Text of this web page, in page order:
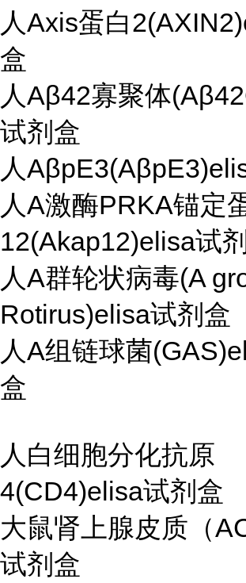
人Axis蛋白
盒
人Aβ42寡聚体
试剂盒
人
人A激酶PRKA锚定
12(Akap12)elisa试
人A群轮状病毒(A
Rotirus)elisa试剂盒
人A组链球菌
盒
人白细胞分化抗原
4(CD4)elisa试剂盒
大鼠肾上腺皮质（
试剂盒